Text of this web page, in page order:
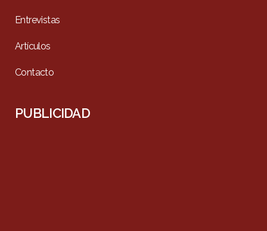
Entrevistas
Artículos
Contacto
PUBLICIDAD